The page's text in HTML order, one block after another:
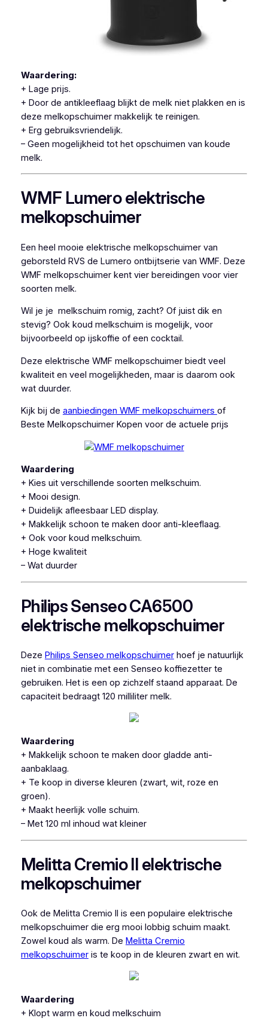
Waardering:
+ Lage prijs.
+ Door de antikleeflaag blijkt de melk niet plakken en is
deze melkopschuimer makkelijk te reinigen.
+ Erg gebruiksvriendelijk.
– Geen mogelijkheid tot het opschuimen van koude
melk.
WMF Lumero elektrische
melkopschuimer
Een heel mooie elektrische melkopschuimer van
geborsteld RVS de Lumero ontbijtserie van WMF. Deze
WMF melkopschuimer kent vier bereidingen voor vier
soorten melk.
Wil je je melkschuim romig, zacht? Of juist dik en
stevig? Ook koud melkschuim is mogelijk, voor
bijvoorbeeld op ijskoffie of een cocktail.
Deze elektrische WMF melkopschuimer biedt veel
kwaliteit en veel mogelijkheden, maar is daarom ook
wat duurder.
Kijk bij de aanbiedingen WMF melkopschuimers of
Beste Melkopschuimer Kopen voor de actuele prijs
Waardering
+ Kies uit verschillende soorten melkschuim.
+ Mooi design.
+ Duidelijk afleesbaar LED display.
+ Makkelijk schoon te maken door anti-kleeflaag.
+ Ook voor koud melkschuim.
+ Hoge kwaliteit
– Wat duurder
Philips Senseo CA6500
elektrische melkopschuimer
Deze Philips Senseo melkopschuimerhoef je natuurlijk
niet in combinatie met een Senseo koffiezetter te
gebruiken. Het is een op zichzelf staand apparaat. De
capaciteit bedraagt 120 milliliter melk.
Waardering
+ Makkelijk schoon te maken door gladde anti-
aanbaklaag.
+ Te koop in diverse kleuren (zwart, wit, roze en
groen).
+ Maakt heerlijk volle schuim.
– Met 120 ml inhoud wat kleiner
Melitta Cremio II elektrische
melkopschuimer
Ook de Melitta Cremio II is een populaire elektrische
melkopschuimer die erg mooi lobbig schuim maakt.
Zowel koud als warm. De Melitta Cremio
melkopschuimeris te koop in de kleuren zwart en wit.
Waardering
+ Klopt warm en koud melkschuim